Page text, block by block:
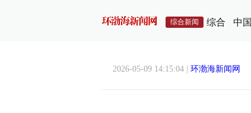
综合新闻 综合 中国
2026-05-09 14:15:04 | 环渤海新闻网